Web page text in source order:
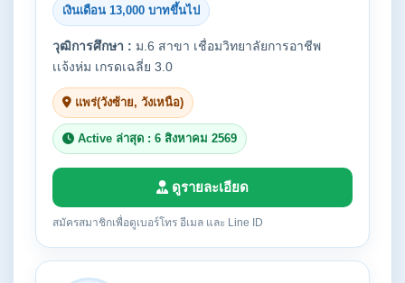
เงินเดือน 13,000 บาทขึ้นไป
วุฒิการศึกษา : ม.6 สาขา เชื่อมวิทยาลัยการอาชีพ
เเจ้งห่ม เกรดเฉลี่ย 3.0
แพร่(วังซ้าย, วังเหนือ)
Active ล่าสุด : 6 สิงหาคม 2569
ดูรายละเอียด
สมัครสมาชิกเพื่อดูเบอร์โทร อีเมล และ Line ID